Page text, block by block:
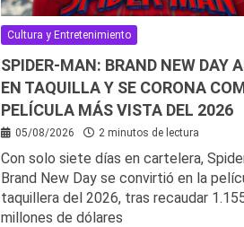
Cultura y Entretenimiento
SPIDER-MAN: BRAND NEW DAY
EN TAQUILLA Y SE CORONA
PELÍCULA MÁS VISTA DEL 2026
05/08/2026 2 minutos de lectura
Con solo siete días en cartelera,
Brand New Day se convirtió en la
taquillera del 2026, tras recaudar
millones de dólares